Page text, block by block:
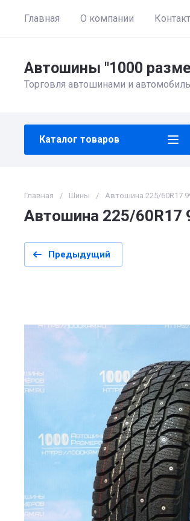
Главная О компании
Автошины "1000
Торговля автошинами и
Каталог товаров
Главная / Шины / Автошина 225/60R17
Автошина 225/60R17
Предыдущий